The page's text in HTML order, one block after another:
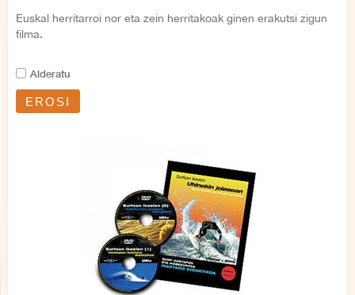
Euskal herritarroi nor eta zein herritakoak ginen erakutsi zigun
filma.
Alderatu
EROSI